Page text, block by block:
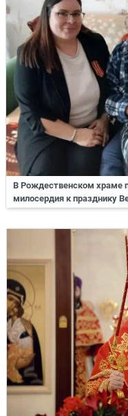
В Рождественском храме
милосердия к празднику